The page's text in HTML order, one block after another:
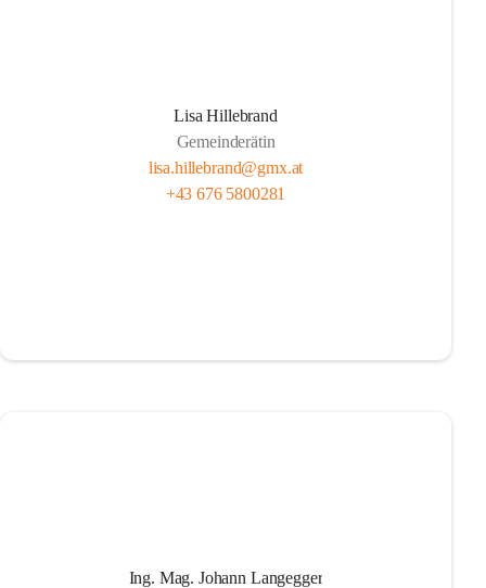
Lisa Hillebrand
Gemeinderätin
lisa.hillebrand@gmx.at
+43 676 5800281
Ing. Mag. Johann Langegger